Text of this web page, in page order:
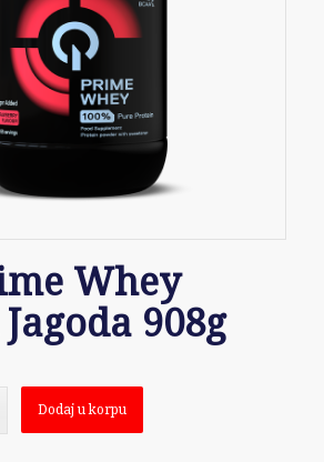
Whey
908g
Dodaj u korpu